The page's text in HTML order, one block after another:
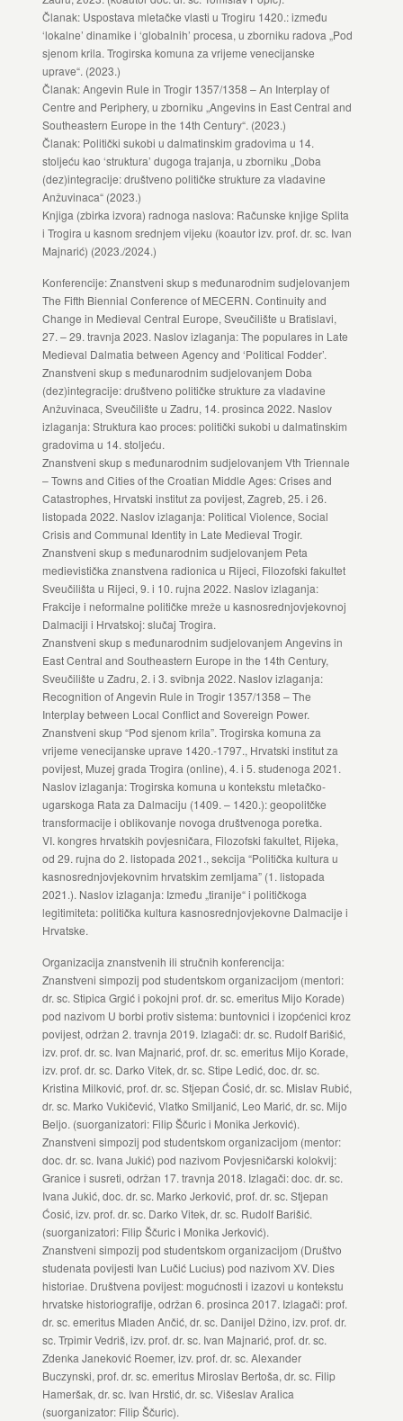
Članak: Uspostava mletačke vlasti u Trogiru 1420.: između
‘lokalne’ dinamike i ‘globalnih’ procesa, u zborniku radova „Pod
sjenom krila. Trogirska komuna za vrijeme venecijanske
uprave“. (2023.)
Članak: Angevin Rule in Trogir 1357/1358 – An Interplay of
Centre and Periphery, u zborniku „Angevins in East Central and
Southeastern Europe in the 14th Century“. (2023.)
Članak: Politički sukobi u dalmatinskim gradovima u 14.
stoljeću kao ‘struktura’ dugoga trajanja, u zborniku „Doba
(dez)integracije: društveno političke strukture za vladavine
Anžuvinaca“ (2023.)
Knjiga (zbirka izvora) radnoga naslova: Računske knjige Splita
i Trogira u kasnom srednjem vijeku (koautor izv. prof. dr. sc. Ivan
Majnarić) (2023./2024.)
Konferencije: Znanstveni skup s međunarodnim sudjelovanjem
The Fifth Biennial Conference of MECERN. Continuity and
Change in Medieval Central Europe, Sveučilište u Bratislavi,
27. – 29. travnja 2023. Naslov izlaganja: The populares in Late
Medieval Dalmatia between Agency and ‘Political Fodder’.
Znanstveni skup s međunarodnim sudjelovanjem Doba
(dez)integracije: društveno političke strukture za vladavine
Anžuvinaca, Sveučilište u Zadru, 14. prosinca 2022. Naslov
izlaganja: Struktura kao proces: politički sukobi u dalmatinskim
gradovima u 14. stoljeću.
Znanstveni skup s međunarodnim sudjelovanjem Vth Triennale
– Towns and Cities of the Croatian Middle Ages: Crises and
Catastrophes, Hrvatski institut za povijest, Zagreb, 25. i 26.
listopada 2022. Naslov izlaganja: Political Violence, Social
Crisis and Communal Identity in Late Medieval Trogir.
Znanstveni skup s međunarodnim sudjelovanjem Peta
medievistička znanstvena radionica u Rijeci, Filozofski fakultet
Sveučilišta u Rijeci, 9. i 10. rujna 2022. Naslov izlaganja:
Frakcije i neformalne političke mreže u kasnosrednjovjekovnoj
Dalmaciji i Hrvatskoj: slučaj Trogira.
Znanstveni skup s međunarodnim sudjelovanjem Angevins in
East Central and Southeastern Europe in the 14th Century,
Sveučilište u Zadru, 2. i 3. svibnja 2022. Naslov izlaganja:
Recognition of Angevin Rule in Trogir 1357/1358 – The
Interplay between Local Conflict and Sovereign Power.
Znanstveni skup “Pod sjenom krila”. Trogirska komuna za
vrijeme venecijanske uprave 1420.-1797., Hrvatski institut za
povijest, Muzej grada Trogira (online), 4. i 5. studenoga 2021.
Naslov izlaganja: Trogirska komuna u kontekstu mletačko-
ugarskoga Rata za Dalmaciju (1409. – 1420.): geopolitčke
transformacije i oblikovanje novoga društvenoga poretka.
VI. kongres hrvatskih povjesničara, Filozofski fakultet, Rijeka,
od 29. rujna do 2. listopada 2021., sekcija “Politička kultura u
kasnosrednjovjekovnim hrvatskim zemljama” (1. listopada
2021.). Naslov izlaganja: Između „tiranije“ i političkoga
legitimiteta: politička kultura kasnosrednjovjekovne Dalmacije i
Hrvatske.
Organizacija znanstvenih ili stručnih konferencija:
Znanstveni simpozij pod studentskom organizacijom (mentori:
dr. sc. Stipica Grgić i pokojni prof. dr. sc. emeritus Mijo Korade)
pod nazivom U borbi protiv sistema: buntovnici i izopćenici kroz
povijest, održan 2. travnja 2019. Izlagači: dr. sc. Rudolf Barišić,
izv. prof. dr. sc. Ivan Majnarić, prof. dr. sc. emeritus Mijo Korade,
izv. prof. dr. sc. Darko Vitek, dr. sc. Stipe Ledić, doc. dr. sc.
Kristina Milković, prof. dr. sc. Stjepan Ćosić, dr. sc. Mislav Rubić,
dr. sc. Marko Vukičević, Vlatko Smiljanić, Leo Marić, dr. sc. Mijo
Beljo. (suorganizatori: Filip Ščuric i Monika Jerković).
Znanstveni simpozij pod studentskom organizacijom (mentor:
doc. dr. sc. Ivana Jukić) pod nazivom Povjesničarski kolokvij:
Granice i susreti, održan 17. travnja 2018. Izlagači: doc. dr. sc.
Ivana Jukić, doc. dr. sc. Marko Jerković, prof. dr. sc. Stjepan
Ćosić, izv. prof. dr. sc. Darko Vitek, dr. sc. Rudolf Barišić.
(suorganizatori: Filip Ščuric i Monika Jerković).
Znanstveni simpozij pod studentskom organizacijom (Društvo
studenata povijesti Ivan Lučić Lucius) pod nazivom XV. Dies
historiae. Društvena povijest: mogućnosti i izazovi u kontekstu
hrvatske historiografije, održan 6. prosinca 2017. Izlagači: prof.
dr. sc. emeritus Mladen Ančić, dr. sc. Danijel Džino, izv. prof. dr.
sc. Trpimir Vedriš, izv. prof. dr. sc. Ivan Majnarić, prof. dr. sc.
Zdenka Janeković Roemer, izv. prof. dr. sc. Alexander
Buczynski, prof. dr. sc. emeritus Miroslav Bertoša, dr. sc. Filip
Hameršak, dr. sc. Ivan Hrstić, dr. sc. Višeslav Aralica
(suorganizator: Filip Ščuric).